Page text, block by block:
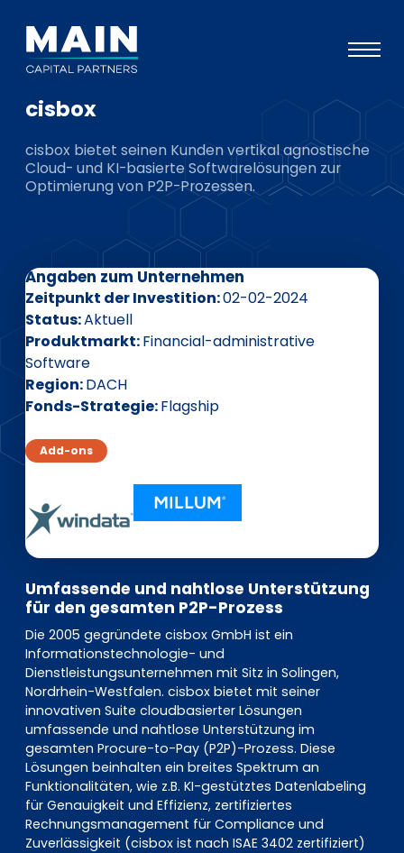
Ansatz
Wissen
ESG
Über uns
EN DE
Investor Portal
Pulse login
cisbox
cisbox bietet seinen Kunden vertikal agnostische
Cloud- und KI-basierte Softwarelösungen zur
Optimierung von P2P-Prozessen.
Angaben zum Unternehmen
Zeitpunkt der Investition 02-02-2024
Status Aktuell
Produktmarkt Financial-administrative
Software
Region DACH
Fonds-Strategie Flagship
Add-ons
Umfassende und nahtlose Unterstützung
für den gesamten P2P-Prozess
Die 2005 gegründete cisbox GmbH ist ein
Informationstechnologie- und
Dienstleistungsunternehmen mit Sitz in Solingen,
Nordrhein-Westfalen. cisbox bietet mit seiner
innovativen Suite cloudbasierter Lösungen
umfassende und nahtlose Unterstützung im
gesamten Procure-to-Pay (P2P)-Prozess. Diese
Lösungen beinhalten ein breites Spektrum an
Funktionalitäten, wie z.B. KI-gestütztes Datenlabeling
für Genauigkeit und Effizienz, zertifiziertes
Rechnungsmanagement für Compliance und
Zuverlässigkeit (cisbox ist nach ISAE 3402 zertifiziert)